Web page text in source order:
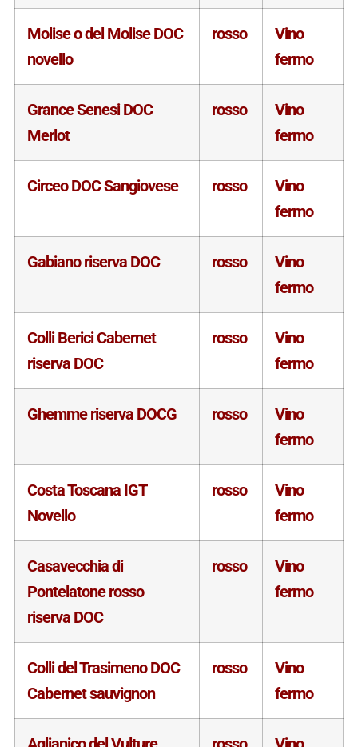
Molise o del Molise DOC
novello
rosso
Vino
fermo
Grance Senesi DOC
Merlot
rosso
Vino
fermo
Circeo DOC Sangiovese rosso
Vino
fermo
Gabiano riserva DOC rosso
Vino
fermo
Colli Berici Cabernet
riserva DOC
rosso
Vino
fermo
Ghemme riserva DOCG rosso
Vino
fermo
Costa Toscana IGT
Novello
rosso
Vino
fermo
Casavecchia di
Pontelatone rosso
riserva DOC
rosso
Vino
fermo
Colli del Trasimeno DOC
Cabernet sauvignon
rosso
Vino
fermo